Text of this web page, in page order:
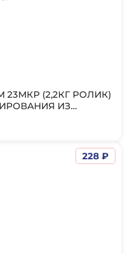
(2,2КГ РОЛИК)
ИЗ
228 ₽